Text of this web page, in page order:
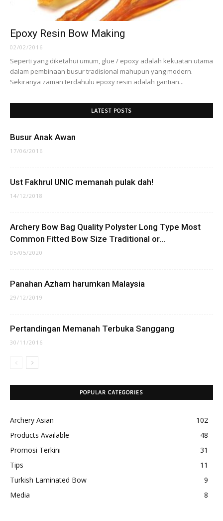
Epoxy Resin Bow Making
02/02/2016
Seperti yang diketahui umum, glue / epoxy adalah kekuatan utama
dalam pembinaan busur tradisional mahupun yang modern.
Sekiranya zaman terdahulu epoxy resin adalah gantian...
LATEST POSTS
Busur Anak Awan
17/06/2016
Ust Fakhrul UNIC memanah pulak dah!
14/12/2018
Archery Bow Bag Quality Polyster Long Type Most
Common Fitted Bow Size Traditional or...
05/05/2020
Panahan Azham harumkan Malaysia
29/12/2019
Pertandingan Memanah Terbuka Sanggang
30/11/2016
POPULAR CATEGORIES
Archery Asian
102
Products Available
48
Promosi Terkini
31
Tips
11
Turkish Laminated Bow
9
Media
8